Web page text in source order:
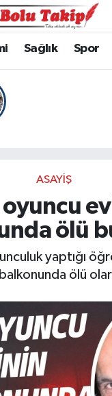
Sağlık Spor
ASAYIŞ
oyuncu
ölü
yaptığı
balkonunda ölü